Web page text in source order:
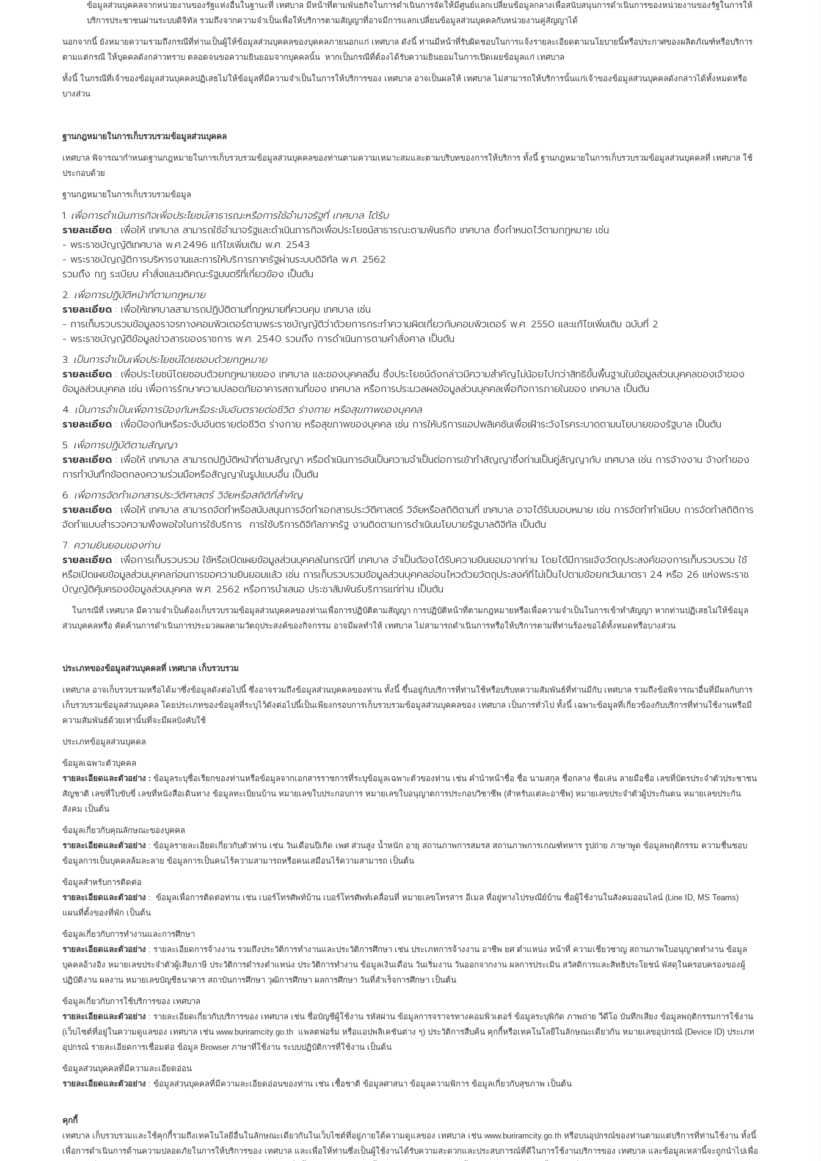
ข้อมูลส่วนบุคคลจากหน่วยงานของรัฐแห่งอื่นในฐานะที่ เทศบาล มีหน้าที่ตามพันธกิจในการดำเนินการจัดให้มีศูนย์แลกเปลี่ยนข้อมูลกลางเพื่อสนับสนุนการดำเนินการของหน่วยงานของรัฐในการให้
บริการประชาชนผ่านระบบดิจิทัล รวมถึงจากความจำเป็นเพื่อให้บริการตามสัญญาที่อาจมีการแลกเปลี่ยนข้อมูลส่วนบุคคลกับหน่วยงานคู่สัญญาได้
นอกจากนี้ ยังหมายความรวมถึงกรณีที่ท่านเป็นผู้ให้ข้อมูลส่วนบุคคลของบุคคลภายนอกแก่ เทศบาล ดังนี้ ท่านมีหน้าที่รับผิดชอบในการแจ้งรายละเอียดตามนโยบายนี้หรือประกาศของผลิตภัณฑ์หรือบริการ
ตามแต่กรณี ให้บุคคลดังกล่าวทราบ ตลอดจนขอความยินยอมจากบุคคลนั้น หากเป็นกรณีที่ต้องได้รับความยินยอมในการเปิดเผยข้อมูลแก่ เทศบาล
ทั้งนี้ ในกรณีที่เจ้าของข้อมูลส่วนบุคคลปฏิเสธไม่ให้ข้อมูลที่มีความจำเป็นในการให้บริการของ เทศบาล อาจเป็นผลให้ เทศบาล ไม่สามารถให้บริการนั้นแก่เจ้าของข้อมูลส่วนบุคคลดังกล่าวได้ทั้งหมดหรือ
บางส่วน
ฐานกฎหมายในการเก็บรวบรวมข้อมูลส่วนบุคคล
เทศบาล พิจารณากำหนดฐานกฎหมายในการเก็บรวบรวมข้อมูลส่วนบุคคลของท่านตามความเหมาะสมและตามบริบทของการให้บริการ ทั้งนี้ ฐานกฎหมายในการเก็บรวบรวมข้อมูลส่วนบุคคลที่ เทศบาล ใช้
ประกอบด้วย
ฐานกฎหมายในการเก็บรวบรวมข้อมูล
1. เพื่อการดำเนินภารกิจเพื่อประโยชน์สาธารณะหรือการใช้อำนาจรัฐที่ เทศบาล ได้รับ
รายละเอียด : เพื่อให้ เทศบาล สามารถใช้อำนาจรัฐและดำเนินภารกิจเพื่อประโยชน์สาธารณะตามพันธกิจ เทศบาล ซึ่งกำหนดไว้ตามกฎหมาย เช่น
- พระราชบัญญัติเทศบาล พ.ศ.2496 แก้ไขเพิ่มเติม พ.ศ. 2543
- พระราชบัญญัติการบริหารงานและการให้บริการภาครัฐผ่านระบบดิจิทัล พ.ศ. 2562
รวมถึง กฎ ระเบียบ คำสั่งและมติคณะรัฐมนตรีที่เกี่ยวข้อง เป็นต้น
2. เพื่อการปฏิบัติหน้าที่ตามกฎหมาย
รายละเอียด : เพื่อให้เทศบาลสามารถปฏิบัติตามที่กฎหมายที่ควบคุม เทศบาล เช่น
- การเก็บรวบรวมข้อมูลจราจรทางคอมพิวเตอร์ตามพระราชบัญญัติว่าด้วยการกระทำความผิดเกี่ยวกับคอมพิวเตอร์ พ.ศ. 2550 และแก้ไขเพิ่มเติม ฉบับที่ 2
- พระราชบัญญัติข้อมูลข่าวสารของราชการ พ.ศ. 2540 รวมถึง การดำเนินการตามคำสั่งศาล เป็นต้น
3. เป็นการจำเป็นเพื่อประโยชน์โดยชอบด้วยกฎหมาย
รายละเอียด : เพื่อประโยชน์โดยชอบด้วยกฎหมายของ เทศบาล และของบุคคลอื่น ซึ่งประโยชน์ดังกล่าวมีความสำคัญไม่น้อยไปกว่าสิทธิขั้นพื้นฐานในข้อมูลส่วนบุคคลของเจ้าของ
ข้อมูลส่วนบุคคล เช่น เพื่อการรักษาความปลอดภัยอาคารสถานที่ของ เทศบาล หรือการประมวลผลข้อมูลส่วนบุคคลเพื่อกิจการภายในของ เทศบาล เป็นต้น
4. เป็นการจำเป็นเพื่อการป้องกันหรือระงับอันตรายต่อชีวิต ร่างกาย หรือสุขภาพของบุคคล
รายละเอียด : เพื่อป้องกันหรือระงับอันตรายต่อชีวิต ร่างกาย หรือสุขภาพของบุคคล เช่น การให้บริการแอปพลิเคชันเพื่อเฝ้าระวังโรคระบาดตามนโยบายของรัฐบาล เป็นต้น
5. เพื่อการปฏิบัติตามสัญญา
รายละเอียด : เพื่อให้ เทศบาล สามารถปฏิบัติหน้าที่ตามสัญญา หรือดำเนินการอันเป็นความจำเป็นต่อการเข้าทำสัญญาซึ่งท่านเป็นคู่สัญญากับ เทศบาล เช่น การจ้างงาน จ้างทำของ
การทำบันทึกข้อตกลงความร่วมมือหรือสัญญาในรูปแบบอื่น เป็นต้น
6. เพื่อการจัดทำเอกสารประวัติศาสตร์ วิจัยหรือสถิติที่สำคัญ
รายละเอียด : เพื่อให้ เทศบาล สามารถจัดทำหรือสนับสนุนการจัดทำเอกสารประวัติศาสตร์ วิจัยหรือสถิติตามที่ เทศบาล อาจได้รับมอบหมาย เช่น การจัดทำทำเนียบ การจัดทำสถิติการ
จัดทำแบบสำรวจความพึงพอใจในการใช้บริการ การใช้บริการดิจิทัลภาครัฐ งานติดตามการดำเนินนโยบายรัฐบาลดิจิทัล เป็นต้น
7. ความยินยอมของท่าน
รายละเอียด : เพื่อการเก็บรวบรวม ใช้หรือเปิดเผยข้อมูลส่วนบุคคลในกรณีที่ เทศบาล จำเป็นต้องได้รับความยินยอมจากท่าน โดยได้มีการแจ้งวัตถุประสงค์ของการเก็บรวบรวม ใช้
หรือเปิดเผยข้อมูลส่วนบุคคลก่อนการขอความยินยอมแล้ว เช่น การเก็บรวบรวมข้อมูลส่วนบุคคลอ่อนไหวด้วยวัตถุประสงค์ที่ไม่เป็นไปตามข้อยกเว้นมาตรา 24 หรือ 26 แห่งพระราช
บัญญัติคุ้มครองข้อมูลส่วนบุคคล พ.ศ. 2562 หรือการนำเสนอ ประชาสัมพันธ์บริการแก่ท่าน เป็นต้น
ในกรณีที่ เทศบาล มีความจำเป็นต้องเก็บรวบรวมข้อมูลส่วนบุคคลของท่านเพื่อการปฏิบัติตามสัญญา การปฏิบัติหน้าที่ตามกฎหมายหรือเพื่อความจำเป็นในการเข้าทำสัญญา หากท่านปฏิเสธไม่ให้ข้อมูล
ส่วนบุคคลหรือ คัดค้านการดำเนินการประมวลผลตามวัตถุประสงค์ของกิจกรรม อาจมีผลทำให้ เทศบาล ไม่สามารถดำเนินการหรือให้บริการตามที่ท่านร้องขอได้ทั้งหมดหรือบางส่วน
ประเภทของข้อมูลส่วนบุคคลที่ เทศบาล เก็บรวบรวม
เทศบาล อาจเก็บรวบรวมหรือได้มาซึ่งข้อมูลดังต่อไปนี้ ซึ่งอาจรวมถึงข้อมูลส่วนบุคคลของท่าน ทั้งนี้ ขึ้นอยู่กับบริการที่ท่านใช้หรือบริบทความสัมพันธ์ที่ท่านมีกับ เทศบาล รวมถึงข้อพิจารณาอื่นที่มีผลกับการ
เก็บรวบรวมข้อมูลส่วนบุคคล โดยประเภทของข้อมูลที่ระบุไว้ดังต่อไปนี้เป็นเพียงกรอบการเก็บรวบรวมข้อมูลส่วนบุคคลของ เทศบาล เป็นการทั่วไป ทั้งนี้ เฉพาะข้อมูลที่เกี่ยวข้องกับบริการที่ท่านใช้งานหรือมี
ความสัมพันธ์ด้วยเท่านั้นที่จะมีผลบังคับใช้
ประเภทข้อมูลส่วนบุคคล
ข้อมูลเฉพาะตัวบุคคล
รายละเอียดและตัวอย่าง : ข้อมูลระบุชื่อเรียกของท่านหรือข้อมูลจากเอกสารราชการที่ระบุข้อมูลเฉพาะตัวของท่าน เช่น คำนำหน้าชื่อ ชื่อ นามสกุล ชื่อกลาง ชื่อเล่น ลายมือชื่อ เลขที่บัตรประจำตัวประชาชน
สัญชาติ เลขที่ใบขับขี่ เลขที่หนังสือเดินทาง ข้อมูลทะเบียนบ้าน หมายเลขใบประกอบการ หมายเลขใบอนุญาตการประกอบวิชาชีพ (สำหรับแต่ละอาชีพ) หมายเลขประจำตัวผู้ประกันตน หมายเลขประกัน
สังคม เป็นต้น
ข้อมูลเกี่ยวกับคุณลักษณะของบุคคล
รายละเอียดและตัวอย่าง : ข้อมูลรายละเอียดเกี่ยวกับตัวท่าน เช่น วันเดือนปีเกิด เพศ ส่วนสูง น้ำหนัก อายุ สถานภาพการสมรส สถานภาพการเกณฑ์ทหาร รูปถ่าย ภาษาพูด ข้อมูลพฤติกรรม ความชื่นชอบ
ข้อมูลการเป็นบุคคลล้มละลาย ข้อมูลการเป็นคนไร้ความสามารถหรือคนเสมือนไร้ความสามารถ เป็นต้น
ข้อมูลสำหรับการติดต่อ
รายละเอียดและตัวอย่าง : ข้อมูลเพื่อการติดต่อท่าน เช่น เบอร์โทรศัพท์บ้าน เบอร์โทรศัพท์เคลื่อนที่ หมายเลขโทรสาร อีเมล ที่อยู่ทางไปรษณีย์บ้าน ชื่อผู้ใช้งานในสังคมออนไลน์ (Line ID, MS Teams)
แผนที่ตั้งของที่พัก เป็นต้น
ข้อมูลเกี่ยวกับการทำงานและการศึกษา
รายละเอียดและตัวอย่าง : รายละเอียดการจ้างงาน รวมถึงประวัติการทำงานและประวัติการศึกษา เช่น ประเภทการจ้างงาน อาชีพ ยศ ตำแหน่ง หน้าที่ ความเชี่ยวชาญ สถานภาพใบอนุญาตทำงาน ข้อมูล
บุคคลอ้างอิง หมายเลขประจำตัวผู้เสียภาษี ประวัติการดำรงตำแหน่ง ประวัติการทำงาน ข้อมูลเงินเดือน วันเริ่มงาน วันออกจากงาน ผลการประเมิน สวัสดิการและสิทธิประโยชน์ พัสดุในครอบครองของผู้
ปฏิบัติงาน ผลงาน หมายเลขบัญชีธนาคาร สถาบันการศึกษา วุฒิการศึกษา ผลการศึกษา วันที่สำเร็จการศึกษา เป็นต้น
ข้อมูลเกี่ยวกับการใช้บริการของ เทศบาล
รายละเอียดและตัวอย่าง : รายละเอียดเกี่ยวกับบริการของ เทศบาล เช่น ชื่อบัญชีผู้ใช้งาน รหัสผ่าน ข้อมูลการจราจรทางคอมพิวเตอร์ ข้อมูลระบุพิกัด ภาพถ่าย วีดีโอ บันทึกเสียง ข้อมูลพฤติกรรมการใช้งาน
(เว็บไซต์ที่อยู่ในความดูแลของ เทศบาล เช่น www.buriramcity.go.th แพลตฟอร์ม หรือแอปพลิเคชันต่าง ๆ) ประวัติการสืบค้น คุกกี้หรือเทคโนโลยีในลักษณะเดียวกัน หมายเลขอุปกรณ์ (Device ID) ประเภท
อุปกรณ์ รายละเอียดการเชื่อมต่อ ข้อมูล Browser ภาษาที่ใช้งาน ระบบปฏิบัติการที่ใช้งาน เป็นต้น
ข้อมูลส่วนบุคคลที่มีความละเอียดอ่อน
รายละเอียดและตัวอย่าง : ข้อมูลส่วนบุคคลที่มีความละเอียดอ่อนของท่าน เช่น เชื้อชาติ ข้อมูลศาสนา ข้อมูลความพิการ ข้อมูลเกี่ยวกับสุขภาพ เป็นต้น
คุกกี้
เทศบาล เก็บรวบรวมและใช้คุกกี้รวมถึงเทคโนโลยีอื่นในลักษณะเดียวกันในเว็บไซต์ที่อยู่ภายใต้ความดูแลของ เทศบาล เช่น www.buriramcity.go.th หรือบนอุปกรณ์ของท่านตามแต่บริการที่ท่านใช้งาน ทั้งนี้
เพื่อการดำเนินการด้านความปลอดภัยในการให้บริการของ เทศบาล และเพื่อให้ท่านซึ่งเป็นผู้ใช้งานได้รับความสะดวกและประสบการณ์ที่ดีในการใช้งานบริการของ เทศบาล และข้อมูลเหล่านี้จะถูกนำไปเพื่อ